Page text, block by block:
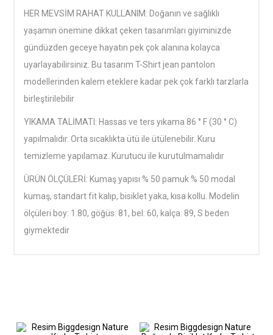
HER MEVSİM RAHAT KULLANIM: Doğanın ve sağlıklı
yaşamın önemine dikkat çeken tasarımları giyiminizde
gündüzden geceye hayatın pek çok alanına kolayca
uyarlayabilirsiniz. Bu tasarım T-Shirt jean pantolon
modellerinden kalem eteklere kadar pek çok farklı tarzlarla
birleştirilebilir
YIKAMA TALİMATI: Hassas ve ters yıkama 86 ° F (30 ° C)
yapılmalıdır. Orta sıcaklıkta ütü ile ütülenebilir. Kuru
temizleme yapılamaz. Kurutucu ile kurutulmamalıdır
ÜRÜN ÖLÇÜLERİ: Kumaş yapısı % 50 pamuk % 50 modal
kumaş, standart fit kalıp, bisiklet yaka, kısa kollu. Modelin
ölçüleri boy: 1.80, göğüs: 81, bel: 60, kalça: 89, S beden
giymektedir